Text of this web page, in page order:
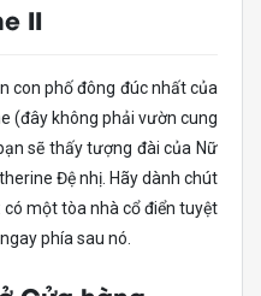
II
con phố đông đúc nhất của
(đây không phải vườn cung
sẽ thấy tượng đài của Nữ
Đệ nhị. Hãy dành chút
một tòa nhà cổ điển tuyệt
phía sau nó.